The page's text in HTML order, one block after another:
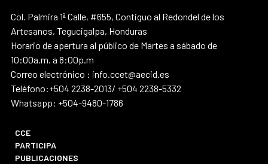
Col. Palmira 1ª Calle, #655, Contiguo al Redondel de los
Artesanos, Tegucigalpa, Honduras
Horario de apertura al público de Martes a sábado de
10:00a.m. a 8:00p.m
Correo electrónico : info.ccet@aecid.es
Teléfono:+504 2238-2013/ +504 2238-5332
Whatsapp: +504-9480-1786
CCE
PARTICIPA
PUBLICACIONES